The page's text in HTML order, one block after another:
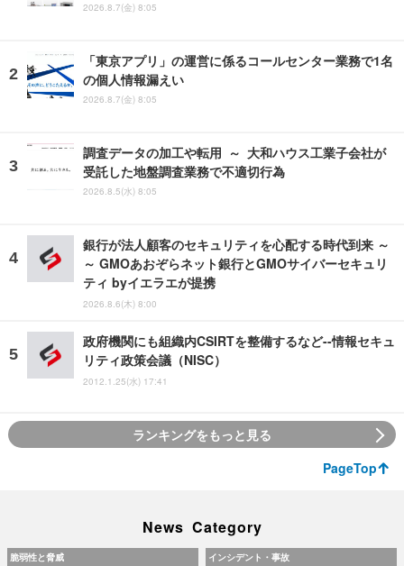
2026.8.7(金) 8:05
「東京アプリ」の運営に係るコールセンター業務で1名
の個人情報漏えい
2026.8.7(金) 8:05
調査データの加工や転用 ～ 大和ハウス工業子会社が
受託した地盤調査業務で不適切行為
2026.8.5(水) 8:05
銀行が法人顧客のセキュリティを心配する時代到来 ～
～ GMOあおぞらネット銀行とGMOサイバーセキュリ
ティ byイエラエが提携
2026.8.6(木) 8:00
政府機関にも組織内CSIRTを整備するなど--情報セキュ
リティ政策会議（NISC）
2012.1.25(水) 17:41
ランキングをもっと見る
PageTop
News Category
脆弱性と脅威 インシデント・事故